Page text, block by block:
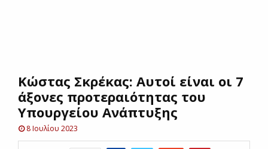
UΚώστας Σκρέκας: Αυτοί είναι οι 7
άξονες προτεραιότητας του
Υπουργείου Ανάπτυξης
8 Ιουλίου 2023